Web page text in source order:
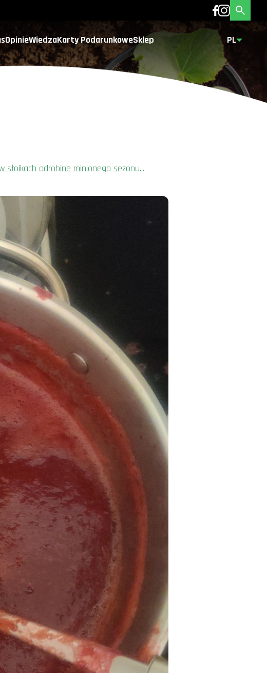
OpinieWiedzaKarty PodarunkoweSklep PL
odrobinę minionego sezonu...